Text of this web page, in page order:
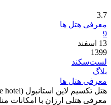
3.7
معرفی هتل ها
9
13 اسفند
1399
لست‌سکند
بلاگ
معرفی هتل ها
هتل تکسیم لاین استانبول (Taksim Line hotel)
معرفی هتلی ارزان با امکانات